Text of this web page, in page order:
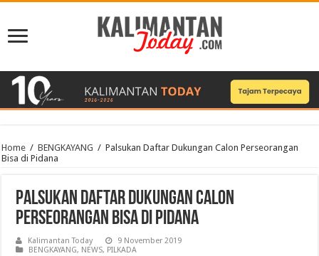
Home / BENGKAYANG / Palsukan Daftar Dukungan Calon Perseorangan
Bisa di Pidana
Palsukan Daftar Dukungan Calon
Perseorangan Bisa di Pidana
Kalimantan Today
9 November 2019
BENGKAYANG, NEWS, PILKADA